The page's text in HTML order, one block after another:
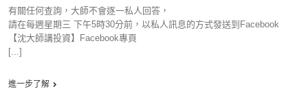
有關任何查詢，大師不會逐一私人回答，
請在每週星期三 下午5時30分前，以私人訊息的方式發送到Facebook
【沈大師講投資】Facebook專頁
[...]
進一步了解